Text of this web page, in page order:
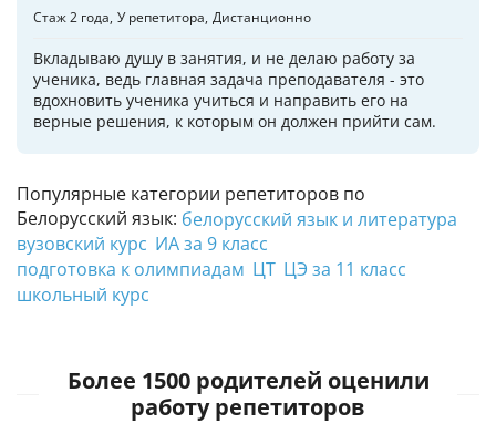
Популярные категории репетиторов по
Белорусский язык: белорусский язык и литература
вузовский курс ИА за 9 класс
подготовка к олимпиадам ЦТ ЦЭ за 11 класс
школьный курс
Стаж 2 года У репетитора Дистанционно
Вкладываю душу в занятия, и не делаю работу за
ученика, ведь главная задача преподавателя - это
вдохновить ученика учиться и направить его на
верные решения, к которым он должен прийти сам.
Более 1500 родителей оценили
работу репетиторов